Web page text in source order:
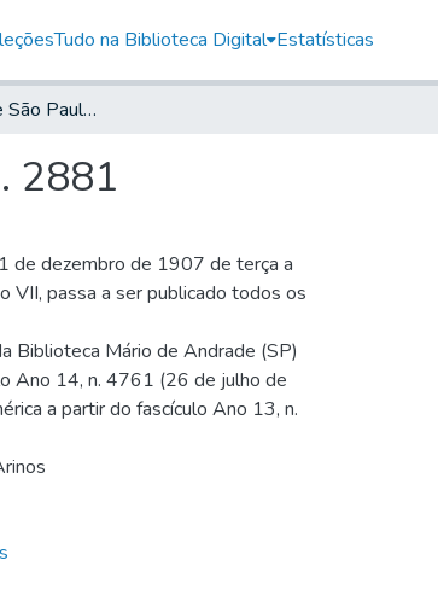
Tudo na Biblioteca Digital Estatísticas
O Commercio de São Paulo, 1902, Ano X, n. 2881
2881
de dezembro de 1907 de terça a
VII, passa a ser publicado todos os
Biblioteca Mário de Andrade (SP)
Ano 14, n. 4761 (26 de julho de
a partir do fascículo Ano 13, n.